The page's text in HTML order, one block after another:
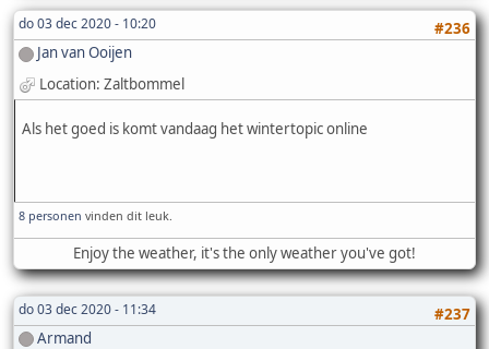
do 03 dec 2020 - 10:20
#236
Jan van Ooijen
Location: Zaltbommel
Als het goed is komt vandaag het wintertopic online
8 personen vinden dit leuk.
Enjoy the weather, it's the only weather you've got!
do 03 dec 2020 - 11:34
#237
Armand